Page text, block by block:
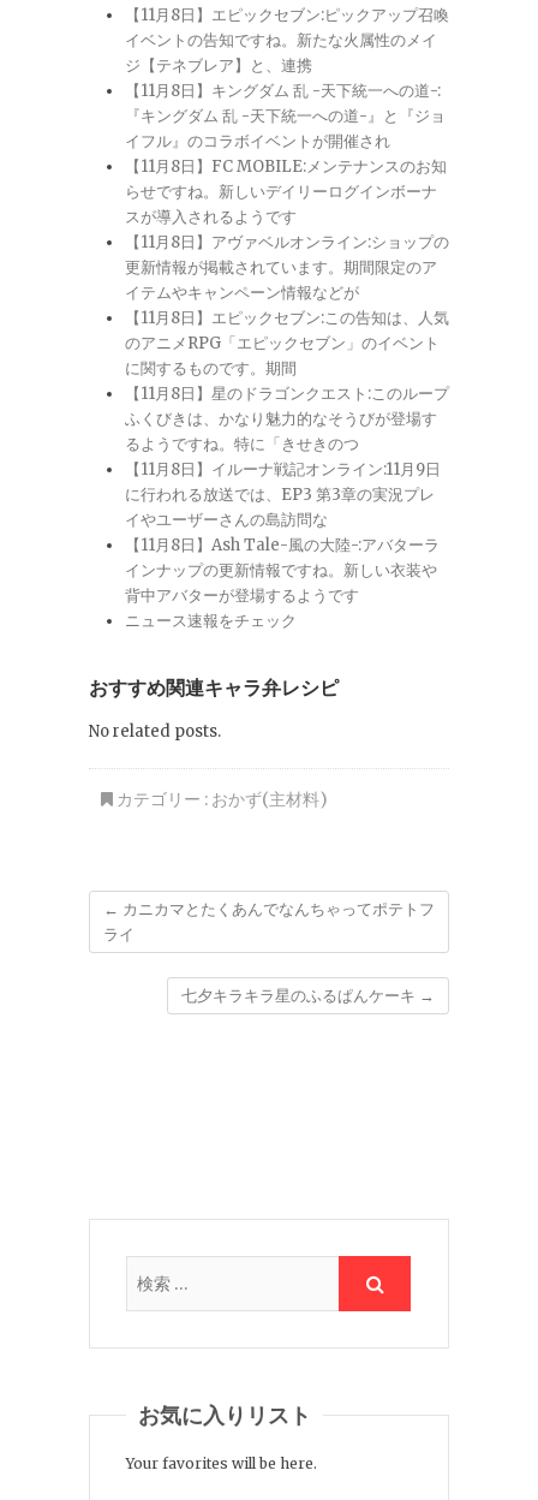
【11月8日】エピックセブン:ピックアップ召喚
イベントの告知ですね。新たな火属性のメイ
ジ【テネブレア】と、連携
【11月8日】キングダム 乱 -天下統一への道-:
『キングダム 乱 -天下統一への道-』と『ジョ
イフル』のコラボイベントが開催され
【11月8日】FC MOBILE:メンテナンスのお知
らせですね。新しいデイリーログインボーナ
スが導入されるようです
【11月8日】アヴァベルオンライン:ショップの
更新情報が掲載されています。期間限定のア
イテムやキャンペーン情報などが
【11月8日】エピックセブン:この告知は、人気
のアニメRPG「エピックセブン」のイベント
に関するものです。期間
【11月8日】星のドラゴンクエスト:このループ
ふくびきは、かなり魅力的なそうびが登場す
るようですね。特に「きせきのつ
【11月8日】イルーナ戦記オンライン:11月9日
に行われる放送では、EP3 第3章の実況プレ
イやユーザーさんの島訪問な
【11月8日】Ash Tale-風の大陸-:アバターラ
インナップの更新情報ですね。新しい衣装や
背中アバターが登場するようです
ニュース速報をチェック
おすすめ関連キャラ弁レシピ
No related posts.
カテゴリー : おかず(主材料)
← カニカマとたくあんでなんちゃってポテトフ
ライ
七夕キラキラ星のふるぱんケーキ →
お気に入りリスト
Your favorites will be here.